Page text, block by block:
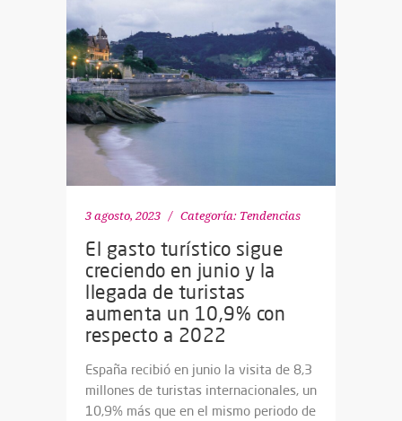
3 agosto, 2023 Categoría: Tendencias
El gasto turístico sigue
creciendo en junio y la
llegada de turistas
aumenta un 10,9% con
respecto a 2022
España recibió en junio la visita de 8,3
millones de turistas internacionales, un
10,9% más que en el mismo periodo de